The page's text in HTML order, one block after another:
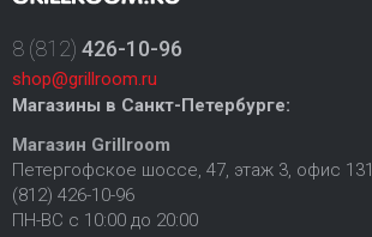
8 (812) 426-10-96
shop@grillroom.ru
Магазины в Санкт-Петербурге:
Магазин Grillroom
Петергофское шоссе, 47, этаж 3, офис 131
(812) 426-10-96
ПН-ВС с 10:00 до 20:00